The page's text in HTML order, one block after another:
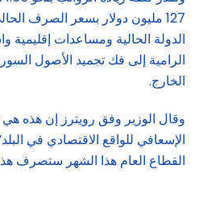
127 مليون دولار بسعر الصرف
الدولة الحالية ومساعدات إقليمية
الرامية إلى فك تجميد الأصول
الخارج.
وقال الوزير وفق رويترز إن هذه هي
الإسعافي للواقع الاقتصادي في
القطاع العام هذا الشهر ستصرف